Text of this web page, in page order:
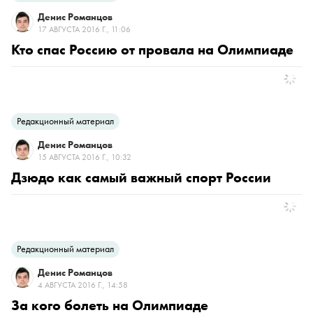
Денис Романцов
17 АВГУСТА 2016 Г., 11:06
Кто спас Россию от провала на Олимпиаде
Редакционный материал
Денис Романцов
15 АВГУСТА 2016 Г., 10:32
Дзюдо как самый важный спорт России
Редакционный материал
Денис Романцов
4 АВГУСТА 2016 Г., 14:58
За кого болеть на Олимпиаде